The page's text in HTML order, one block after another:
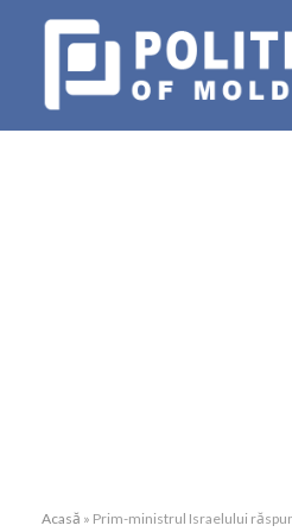
Acasă » Prim-ministrul Israelului